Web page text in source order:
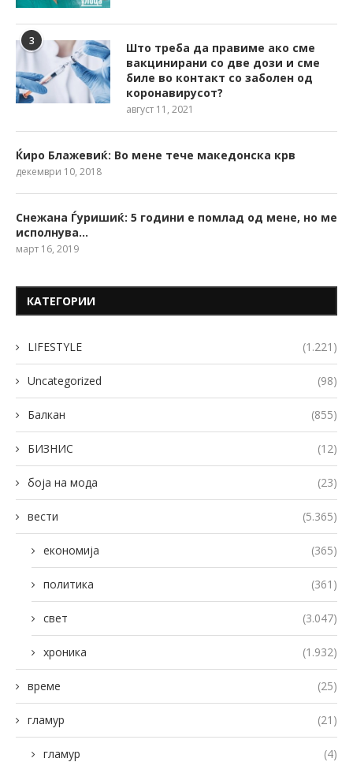
3
Што треба да правиме ако сме
вакцинирани со две дози и сме
биле во контакт со заболен од
коронавирусот?
август 11, 2021
Ќиро Блажевиќ: Во мене тече македонска крв
декември 10, 2018
Снежана Ѓуришиќ: 5 години е помлад од мене, но ме
исполнува…
март 16, 2019
КАТЕГОРИИ
LIFESTYLE (1.221)
Uncategorized (98)
Балкан (855)
БИЗНИС (12)
боја на мода (23)
вести (5.365)
економија (365)
политика (361)
свет (3.047)
хроника (1.932)
време (25)
гламур (21)
гламур (4)